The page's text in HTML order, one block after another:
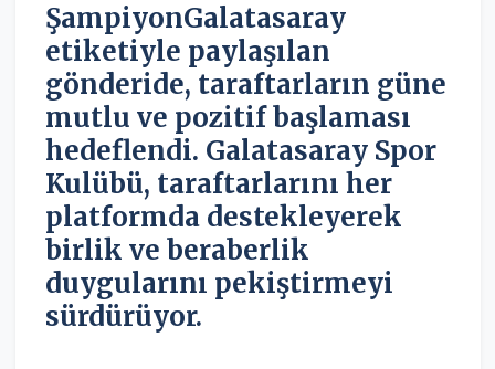
ŞampiyonGalatasaray
etiketiyle paylaşılan
gönderide, taraftarların güne
mutlu ve pozitif başlaması
hedeflendi. Galatasaray Spor
Kulübü, taraftarlarını her
platformda destekleyerek
birlik ve beraberlik
duygularını pekiştirmeyi
sürdürüyor.